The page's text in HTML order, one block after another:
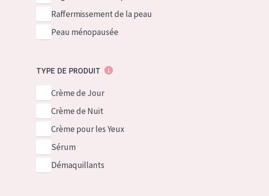
Raffermissement de la peau
Peau ménopausée
TYPE DE PRODUIT
Crème de Jour
Crème de Nuit
Crème pour les Yeux
Sérum
Démaquillants